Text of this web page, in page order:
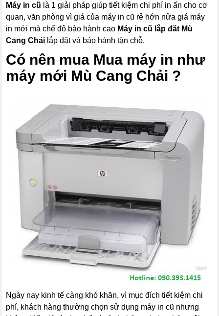
Máy in cũ là 1 giải pháp giúp tiết kiệm chi phí in ấn cho cơ
quan, văn phòng vì giá của máy in cũ rẻ hớn nửa giá máy
in mới mà chế độ bảo hành cao Máy in cũ lắp đăt Mù
Cang Chải lắp đặt và bảo hành tận chỗ.
Có nên mua Mua máy in như
máy mới Mù Cang Chải ?
Ngày nay kinh tế càng khó khăn, vì mục đích tiết kiệm chi
phí, khách hàng thường chọn sử dụng máy in cũ nhưng